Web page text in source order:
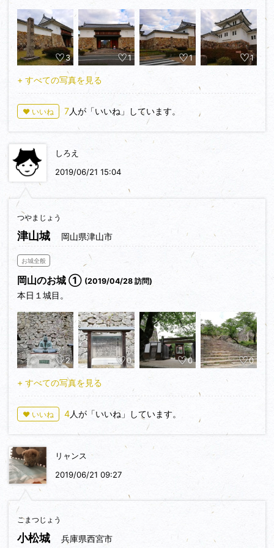
3 1 1 1
+ すべての写真を見る
♥ いいね 7人が「いいね」しています。
しろえ
2019/06/21 15:04
つやまじょう
津山城 岡山県津山市
お城全般
岡山のお城 ① (2019/04/28 訪問)
本日１城目。
2 0 0 0
+ すべての写真を見る
♥ いいね 4人が「いいね」しています。
リャンス
2019/06/21 09:27
こまつじょう
小松城 兵庫県西宮市